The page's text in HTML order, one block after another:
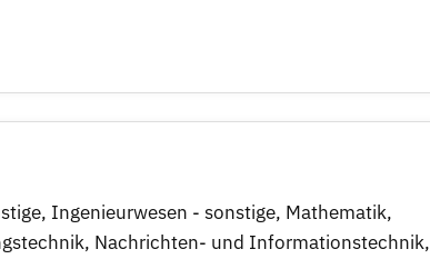
, Ingenieurwesen - sonstige, Mathematik,
, Nachrichten- und Informationstechnik,